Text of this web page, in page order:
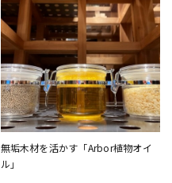
無垢木材を活かす「Arbor植物オイ
ル」